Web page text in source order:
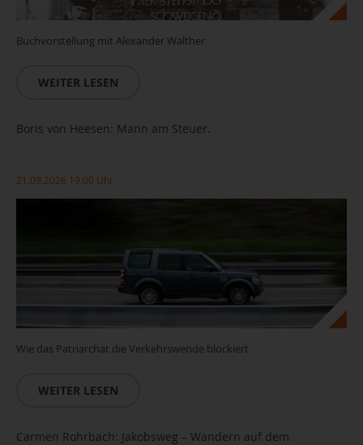
Buchvorstellung mit Alexander Walther
WEITER LESEN
Boris von Heesen: Mann am Steuer.
21.09.2026 19:00 Uhr
Wie das Patriarchat die Verkehrswende blockiert
WEITER LESEN
Carmen Rohrbach: Jakobsweg – Wandern auf dem